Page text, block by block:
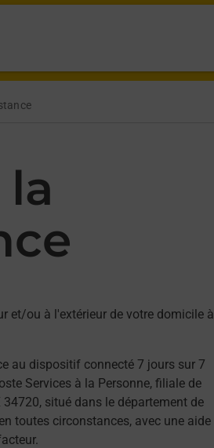
et/ou à l'extérieur de votre domicile à
au dispositif connecté 7 jours sur 7
Services à la Personne, filiale de
situé dans le département de
toutes circonstances, avec une aide